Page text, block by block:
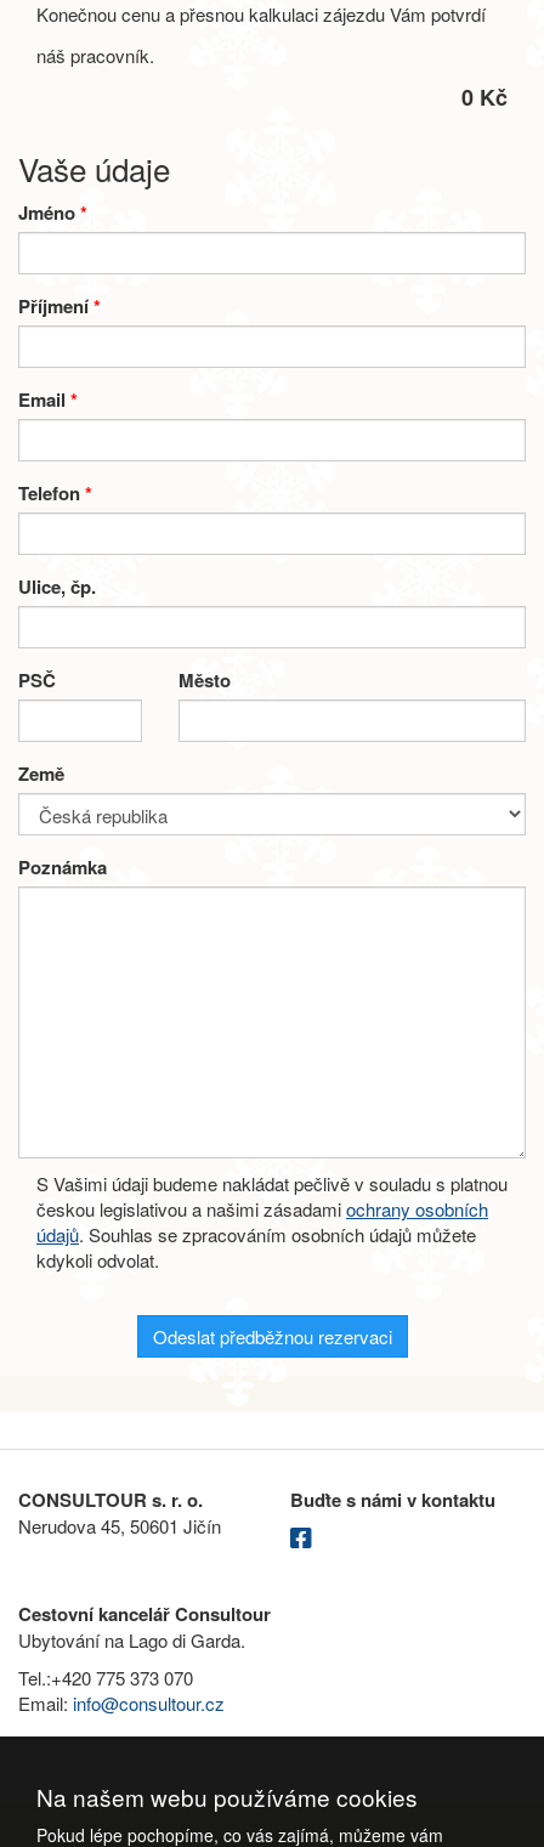
Konečnou cenu a přesnou kalkulaci zájezdu Vám potvrdí
náš pracovník.
0 Kč
Vaše údaje
Jméno*
Příjmení*
Email *
Telefon*
Ulice, čp.
PSČ Město
Země
Poznámka
S Vašimi údaji budeme nakládat pečlivě v souladu s platnou
českou legislativou a našimi zásadamiochrany osobních
údajů. Souhlas se zpracováním osobních údajů můžete
kdykoli odvolat.
Odeslat předběžnou rezervaci
CONSULTOUR s. r. o.
Nerudova 45, 50601 Jičín
Buďte s námi v kontaktu
Cestovní kancelář Consultour
Ubytování na Lago di Garda.
Tel.:+420 775 373 070
Email: info@consultour.cz
Na našem webu používáme cookies
Pokud lépe pochopíme, co vás zajímá, můžeme vám